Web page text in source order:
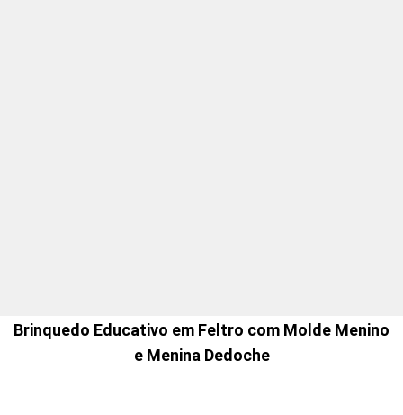
Brinquedo Educativo em Feltro com Molde Menino
e Menina Dedoche